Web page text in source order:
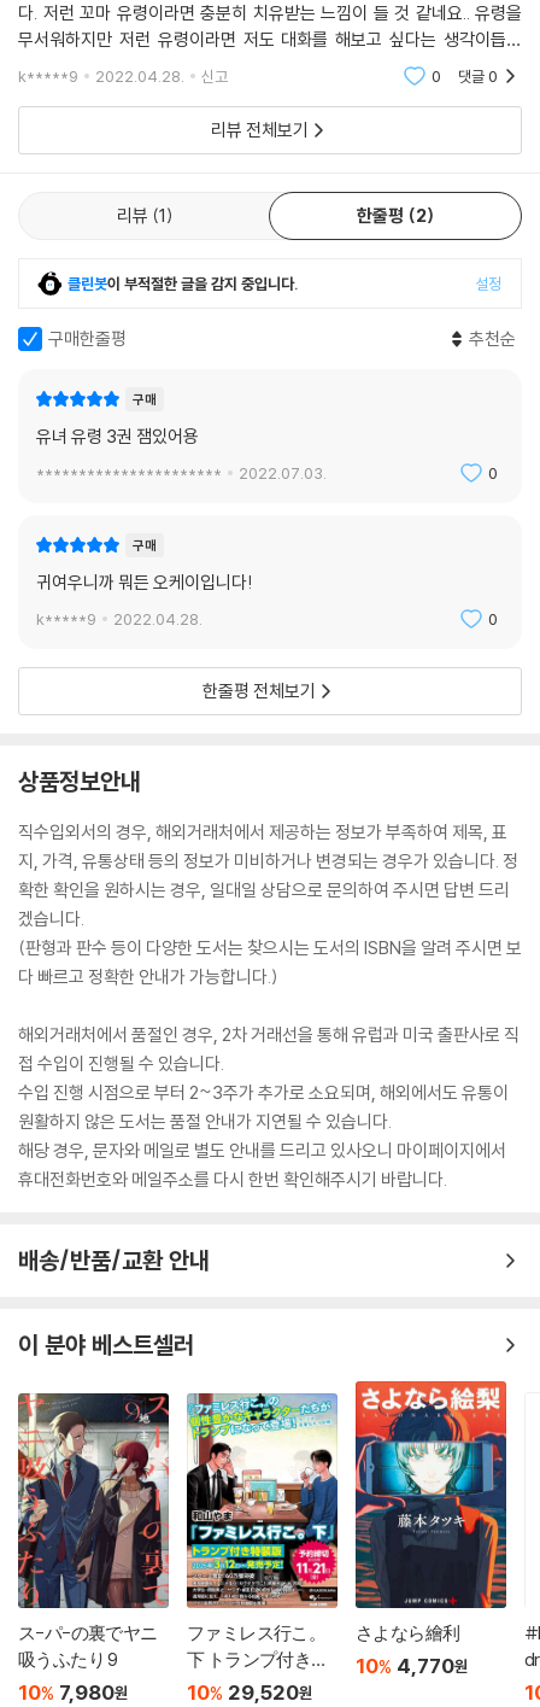
다. 저런 꼬마 유령이라면 충분히 치유받는 느낌이 들 것 같네요.. 유령을
무서워하지만 저런 유령이라면 저도 대화를 해보고 싶다는 생각이듭니
다..! 아무튼 현재 애니메이션으로도 방영 중인 사축 씨와 꼬마 유령은 남녀
k*****9 2022.04.28. 신고 0 댓글0
리뷰 전체보기
리뷰 1 한줄평 2
클린봇이 부적절한 글을 감지 중입니다. 설정
구매한줄평 추천순
구매
유녀 유령 3권 잼있어용
********************** 2022.07.03. 0
구매
귀여우니까 뭐든 오케이입니다!
k*****9 2022.04.28. 0
한줄평 전체보기
상품정보안내
직수입외서의 경우, 해외거래처에서 제공하는 정보가 부족하여 제목, 표
지, 가격, 유통상태 등의 정보가 미비하거나 변경되는 경우가 있습니다. 정
확한 확인을 원하시는 경우, 일대일 상담으로 문의하여 주시면 답변 드리
겠습니다.
(판형과 판수 등이 다양한 도서는 찾으시는 도서의 ISBN을 알려 주시면 보
다 빠르고 정확한 안내가 가능합니다.)
해외거래처에서 품절인 경우, 2차 거래선을 통해 유럽과 미국 출판사로 직
접 수입이 진행될 수 있습니다.
수입 진행 시점으로 부터 2~3주가 추가로 소요되며, 해외에서도 유통이
원활하지 않은 도서는 품절 안내가 지연될 수 있습니다.
해당 경우, 문자와 메일로 별도 안내를 드리고 있사오니 마이페이지에서
휴대전화번호와 메일주소를 다시 한번 확인해주시기 바랍니다.
배송/반품/교환 안내
이 분야 베스트셀러
ス-パ-の裏でヤニ
吸うふたり 9
10% 7,980원
ファミレス行こ。
下 トランプ付き特
裝版
10% 29,520원
さよなら繪利
10% 4,770원